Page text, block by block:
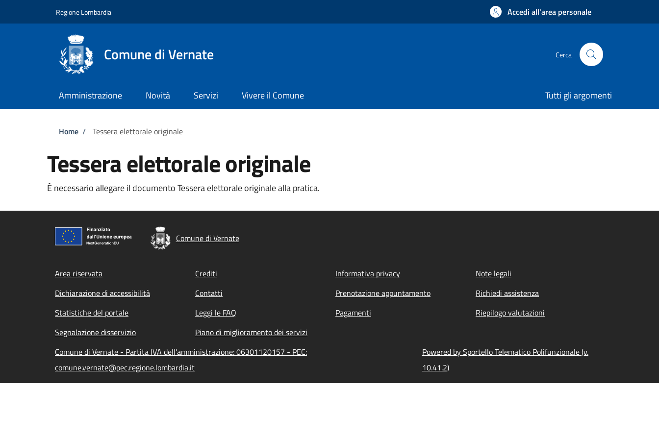
Regione Lombardia Accedi all'area personale
Comune di Vernate Cerca
Amministrazione Novità Servizi Vivere il Comune Tutti gli argomenti
Briciole di pane
Home / Tessera elettorale originale
Tessera elettorale originale
È necessario allegare il documento Tessera elettorale originale alla pratica.
Comune di Vernate
Footer menu
Area riservata Crediti Informativa privacy
Note legali
Dichiarazione di accessibilità
Contatti Prenotazione appuntamento
Richiedi assistenza
Statistiche del portale
Leggi le FAQ Pagamenti
Riepilogo valutazioni
Segnalazione disservizio
Piano di miglioramento dei servizi
Comune di Vernate - Partita IVA dell'amministrazione: 06301120157 - PEC:
comune.vernate@pec.regione.lombardia.it
Powered by Sportello Telematico Polifunzionale (v.
10.41.2)